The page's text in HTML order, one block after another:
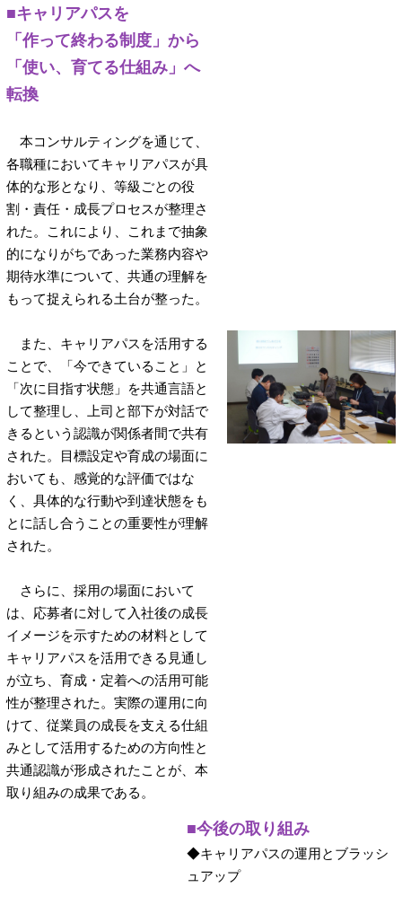
■キャリアパスを
「作って終わる制度」から
「使い、育てる仕組み」へ
転換
本コンサルティングを通じて、
各職種においてキャリアパスが具
体的な形となり、等級ごとの役
割・責任・成長プロセスが整理さ
れた。これにより、これまで抽象
的になりがちであった業務内容や
期待水準について、共通の理解を
もって捉えられる土台が整った。
また、キャリアパスを活用する
ことで、「今できていること」と
「次に目指す状態」を共通言語と
して整理し、上司と部下が対話で
きるという認識が関係者間で共有
された。目標設定や育成の場面に
おいても、感覚的な評価ではな
く、具体的な行動や到達状態をも
とに話し合うことの重要性が理解
された。
さらに、採用の場面において
は、応募者に対して入社後の成長
イメージを示すための材料として
キャリアパスを活用できる見通し
が立ち、育成・定着への活用可能
性が整理された。実際の運用に向
けて、従業員の成長を支える仕組
みとして活用するための方向性と
共通認識が形成されたことが、本
取り組みの成果である。
■今後の取り組み
◆キャリアパスの運用とブラッシ
ュアップ